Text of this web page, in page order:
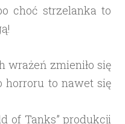
choć strzelanka to
wrażeń zmieniło się
horroru to nawet się
of Tanks” produkcji